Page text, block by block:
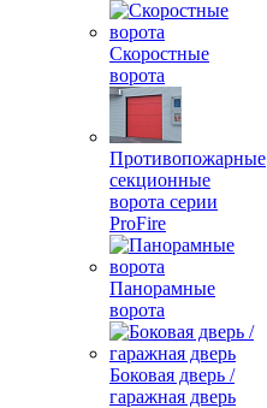
Скоростные
ворота
Противопожарные
секционные
ворота серии
ProFire
Панорамные
ворота
Боковая дверь /
гаражная дверь